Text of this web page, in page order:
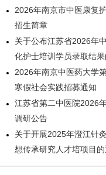
2026年南京市中医康复
招生简章
关于公布江苏省2026年
化护士培训学员录取结
2026年南京中医药大学
寒假社会实践招募通知
江苏省第二中医院2026
调研公告
关于开展2025年澄江针
想传承研究人才培项目的